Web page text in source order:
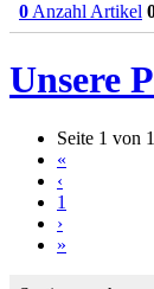
0 Anzahl Artikel
Unsere
Seite 1 von 1
«
‹
1
›
»